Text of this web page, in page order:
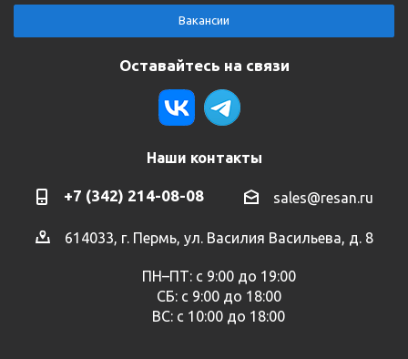
Вакансии
Оставайтесь на связи
Наши контакты
+7 (342) 214-08-08 sales@resan.ru
614033, г. Пермь, ул. Василия Васильева, д. 8
ПН–ПТ: с 9:00 до 19:00
СБ: с 9:00 до 18:00
ВС: с 10:00 до 18:00